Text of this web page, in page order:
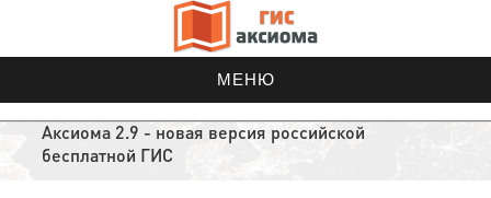
МЕНЮ
Аксиома 2.9 - новая версия российской
бесплатной ГИС